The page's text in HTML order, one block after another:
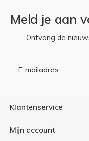
Meld je aan
Ontvang de
Klantenservice
Mijn account